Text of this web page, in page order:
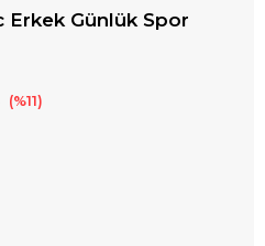
Erkek Günlük Spor
11